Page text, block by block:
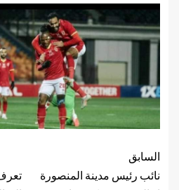
السابق
نائب رئيس مدينة المنصورة